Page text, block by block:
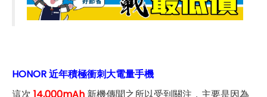
HONOR 近年積極衝刺大電量手機